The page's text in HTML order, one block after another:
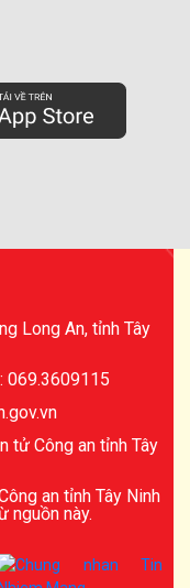
Long An, tỉnh Tây
069.3609115
tử Công an tỉnh Tây
an tỉnh Tây Ninh
nguồn này.